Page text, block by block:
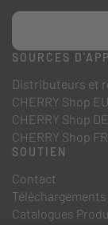
SOURCES
Distributeurs et
CHERRY Shop EU
CHERRY Shop DE
CHERRY Shop FR
SOUTIEN
Contact
Téléchargements
Catalogues